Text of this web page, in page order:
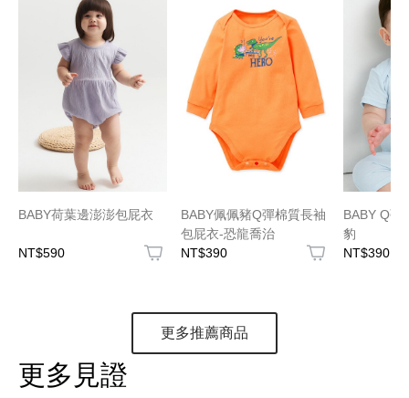
BABY荷葉邊澎澎包屁衣
NT$590
BABY佩佩豬Q彈棉質長袖
包屁衣-恐龍喬治
NT$390
BABY Q彈
豹
NT$390
更多推薦商品
更多見證